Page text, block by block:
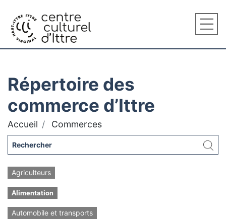
Répertoire des
commerce d’Ittre
Accueil Commerces
Agriculteurs
Alimentation
Automobile et transports